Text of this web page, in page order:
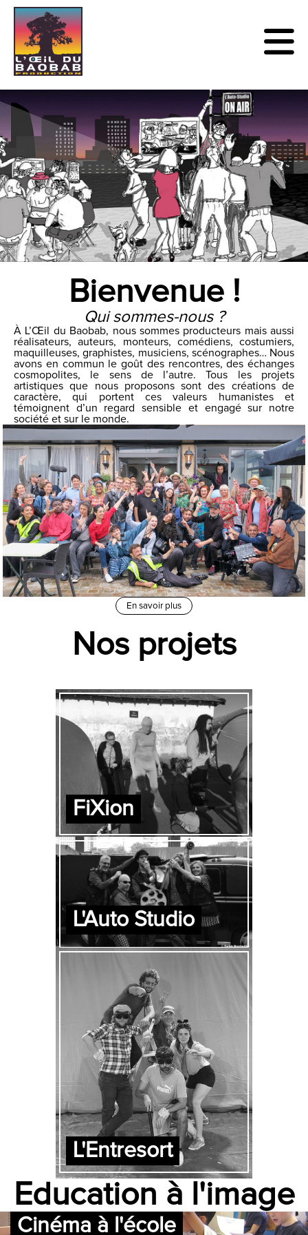
Bienvenue !
Qui sommes-nous ?
À L’Œil du Baobab, nous sommes producteurs mais aussi
réalisateurs, auteurs, monteurs, comédiens, costumiers,
maquilleuses, graphistes, musiciens, scénographes… Nous
avons en commun le goût des rencontres, des échanges
cosmopolites, le sens de l’autre. Tous les projets
artistiques que nous proposons sont des créations de
caractère, qui portent ces valeurs humanistes et
témoignent d’un regard sensible et engagé sur notre
société et sur le monde.
En savoir plus
Nos projets
FiXion
L'Auto Studio
L'Entresort
Education à l'image
Cinéma à l'école